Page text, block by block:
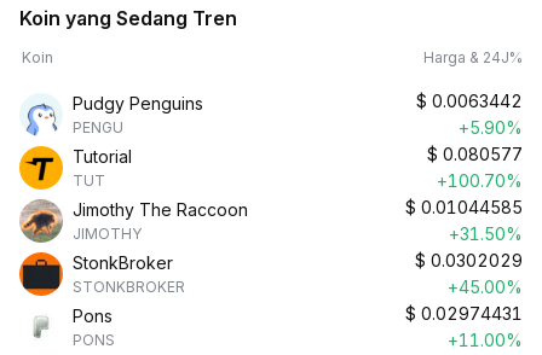
Koin yang Sedang Tren
Koin Harga & 24J%
Pudgy Penguins
PENGU
$ 0.0063442
+5.90%
Tutorial
TUT
$ 0.080577
+100.70%
Jimothy The Raccoon
JIMOTHY
$ 0.01044585
+31.50%
StonkBroker
STONKBROKER
$ 0.0302029
+45.00%
Pons
PONS
$ 0.02974431
+11.00%